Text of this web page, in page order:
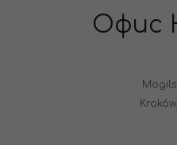
Офис